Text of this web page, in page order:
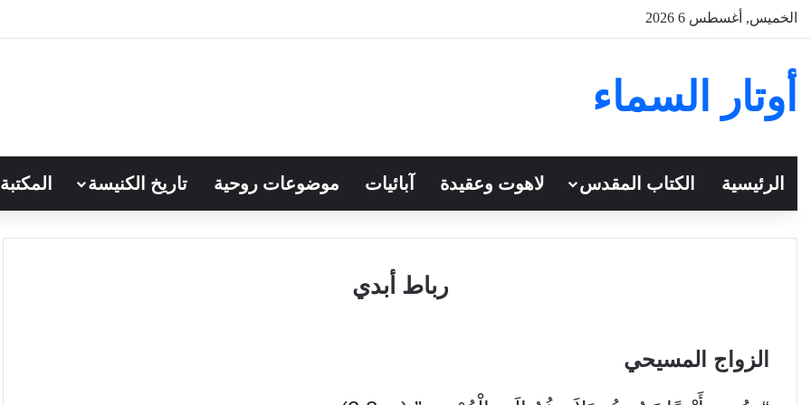
الخميس, أغسطس 6 2026
أوتار السماء
الرئيسية الكتاب المقدس لاهوت وعقيدة آبائيات موضوعات روحية تاريخ الكنيسة المكتبة
رباط أبدي
الزواج المسيحي